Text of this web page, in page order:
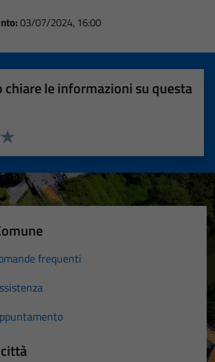
03/07/2024, 16:00
chiare le informazioni su questa
5 stelle su 5
4 stelle su 5
stelle su 5
su 5
5
frequenti